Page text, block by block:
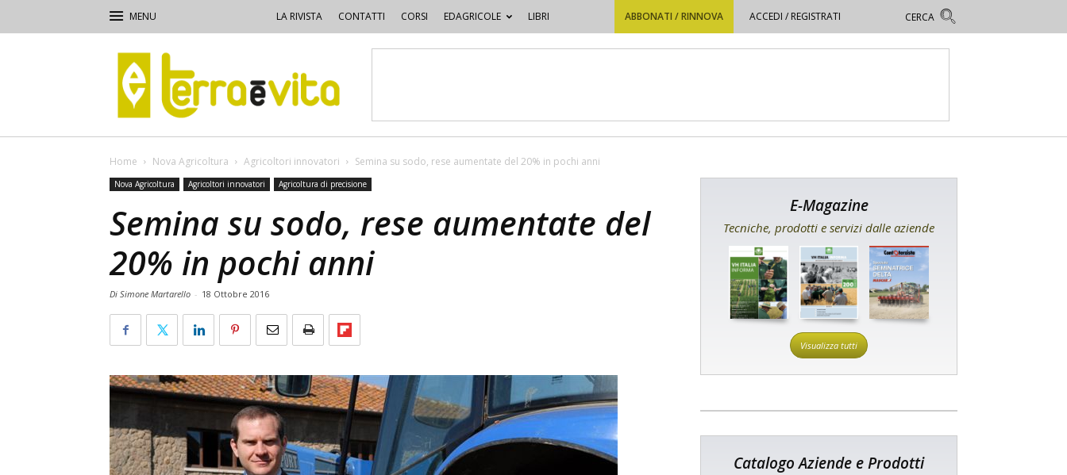
LA RIVISTA CONTATTI CORSI EDAGRICOLE LIBRI ABBONATI / RINNOVA ACCEDI / REGISTRATI
Terra
e
Vita
Home Nova Agricoltura Agricoltori innovatori Semina su sodo, rese aumentate del 20% in pochi anni
Nova Agricoltura Agricoltori innovatori Agricoltura di precisione
Semina su sodo, rese aumentate del
20% in pochi anni
Di Simone Martarello - 18 Ottobre 2016
E-Magazine
Tecniche, prodotti e servizi dalle aziende
Visualizza tutti
Catalogo Aziende e Prodotti